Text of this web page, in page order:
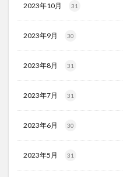
2023年10月 31
2023年9月 30
2023年8月 31
2023年7月 31
2023年6月 30
2023年5月 31